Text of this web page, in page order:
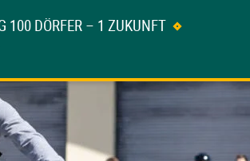
100 DÖRFER – 1 ZUKUNFT